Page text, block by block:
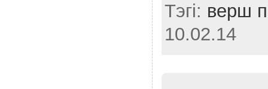
Тэгі: верш
10.02.14